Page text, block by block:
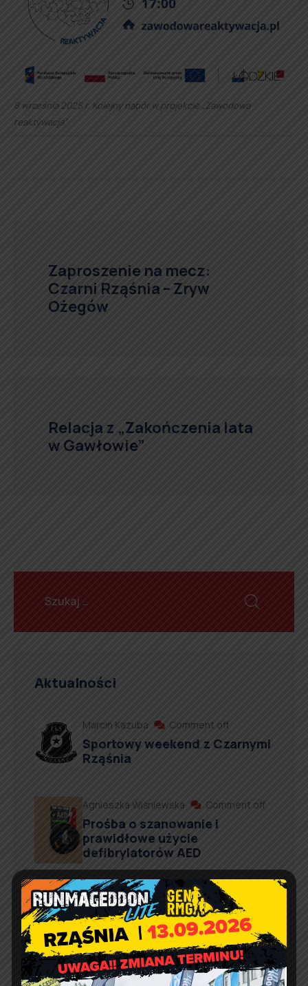
8 września 2025 r. Kolejny nabór w projekcie „Zawodowa
reaktywacja”
Zaproszenie na mecz:
Czarni Rząśnia – Zryw
Ożegów
Relacja z „Zakończenia lata
w Gawłowie”
Aktualności
Marcin Kazuba Comment off
Sportowy weekend z Czarnymi
Rząśnia
Agnieszka Wiśniewska Comment off
Prośba o szanowanie i
prawidłowe użycie
defibrylatorów AED
Artur Ruka Comment off
Relacja z Pikniku Rodzinnego
w Suchowoli